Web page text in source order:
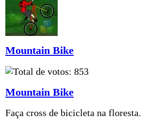
Mountain Bike
Mountain Bike
Faça cross de bicicleta na floresta.